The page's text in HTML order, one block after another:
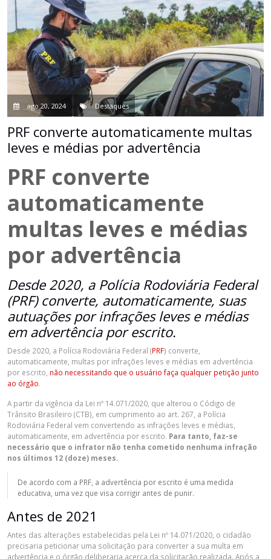
ago 20, 2024 Destaques
PRF converte automaticamente multas
leves e médias por advertência
PRF converte
automaticamente
multas leves e médias
por advertência
Desde 2020, a Polícia Rodoviária Federal
(PRF) converte, automaticamente, suas
autuações por infrações leves e médias
em advertência por escrito.
Desde 2020, a Polícia Rodoviária Federal (PRF) converte,
automaticamente, multas por infrações leves e médias em advertência
por escrito, não necessitando que o usuário faça qualquer petição junto
ao órgão.
A partir da vigência da Lei nº 14.071/2020, que alterou o Código de
Trânsito Brasileiro (CTB), em cumprimento ao art. 267, a Polícia
Rodoviária Federal vem convertendo as infrações leves e médias,
automaticamente, em advertência por escrito. Para tanto, faz-se
necessário que o infrator não tenha cometido nenhuma infração
nos últimos 12 (doze) meses.
De acordo com a PRF, a advertência por escrito é uma medida
educativa, uma vez que visa corrigir antes de punir.
Antes de 2021
Antes das alterações estabelecidas pela Lei nº 14.071/2020, o cidadão
precisaria peticionar uma solicitação para converter a sua multa em
advertência e o órgão deliberaria acerca da solicitação realizada. Após a